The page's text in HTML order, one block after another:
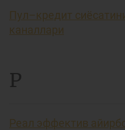
Пул–кредит
каналлари
Р
Реал эффектив